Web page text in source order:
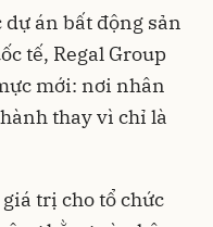
án bất động sản
tế, Regal Group
mới: nơi nhân
thay vì chỉ là
trị cho tổ chức